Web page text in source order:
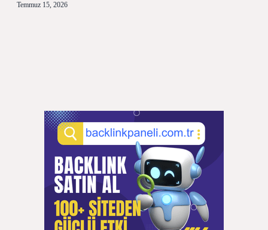
Temmuz 15, 2026